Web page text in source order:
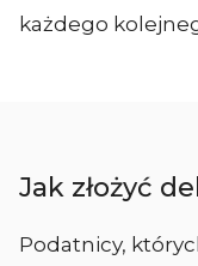
każdego
Jak złożyć
Podatnicy,